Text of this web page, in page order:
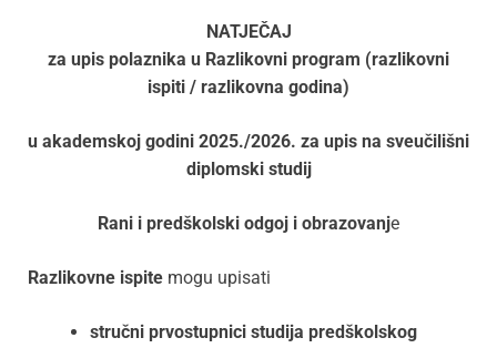
NATJEČAJ
za upis polaznika u Razlikovni program (razlikovni
ispiti / razlikovna godina)
u akademskoj godini 2025./2026. za upis na sveučilišni
diplomski studij
Rani i predškolski odgoj i obrazovanje
Razlikovne ispite mogu upisati
stručni prvostupnici studija predškolskog